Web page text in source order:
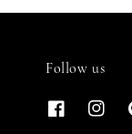
Follow us